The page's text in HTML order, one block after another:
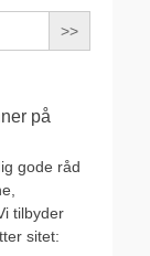
på
gode råd
tilbyder
sitet: